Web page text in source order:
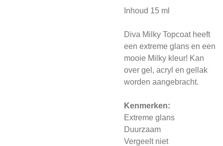
Inhoud 15 ml
Diva Milky Topcoat heeft
een extreme glans en een
mooie Milky kleur! Kan
over gel, acryl en gellak
worden aangebracht.
Kenmerken:
Extreme glans
Duurzaam
Vergeelt niet